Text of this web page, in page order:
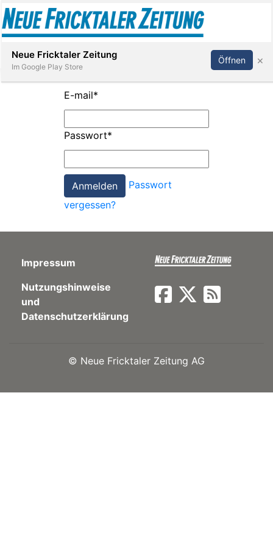
Paper
App
Abonnieren Anmelden
E-mail*
Passwort*
Passwort
vergessen?
Impressum
Nutzungshinweise
und
Datenschutzerklärung
© Neue Fricktaler Zeitung AG
Neue Fricktaler Zeitung
Im Google Play Store
Öffnen ×